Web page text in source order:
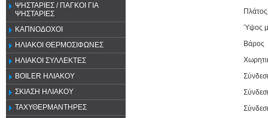
ΨΗΣΤΑΡΙΕΣ / ΠΑΓΚΟΙ ΓΙΑ
ΨΗΣΤΑΡΙΕΣ
ΚΑΠΝΟΔΟΧΟΙ
ΗΛΙΑΚΟΙ ΘΕΡΜΟΣΙΦΩΝΕΣ
ΗΛΙΑΚΟΙ ΣΥΛΛΕΚΤΕΣ
BOILER ΗΛΙΑΚΟΥ
ΣΚΙΑΣΗ ΗΛΙΑΚΟΥ
ΤΑΧΥΘΕΡΜΑΝΤΗΡΕΣ
Πλάτος
Ύψος
Βάρος